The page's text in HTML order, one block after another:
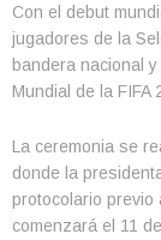
Con el debut
jugadores de la
bandera nacional
Mundial de la FIFA
La ceremonia se
donde la
protocolario previo
comenzará el 11